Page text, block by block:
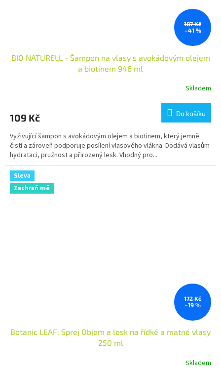
187 Kč
–41 %
BIO NATURELL - Šampon na vlasy s avokádovým olejem
a biotinem 946 ml
Skladem
109 Kč Do košíku
Vyživující šampon s avokádovým olejem a biotinem, který jemně
čistí a zároveň podporuje posílení vlasového vlákna. Dodává vlasům
hydrataci, pružnost a přirozený lesk. Vhodný pro...
Sleva
Zachraň mě
172 Kč
–19 %
Botanic LEAF: Sprej Objem a lesk na řídké a matné vlasy
250 ml
Skladem